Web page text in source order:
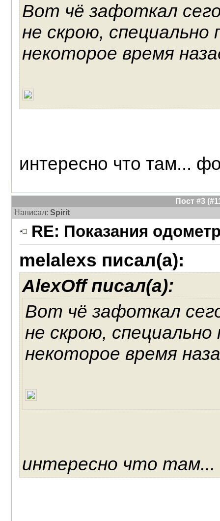
Вот чё зафоткал
не скрою,
некоторое время
интересно что там...
Пост #3
Написал: Spirit
RE: Показания
melalexs писал(а):
AlexOff писал(а):
Вот чё зафоткал
не скрою,
некоторое время
интересно что